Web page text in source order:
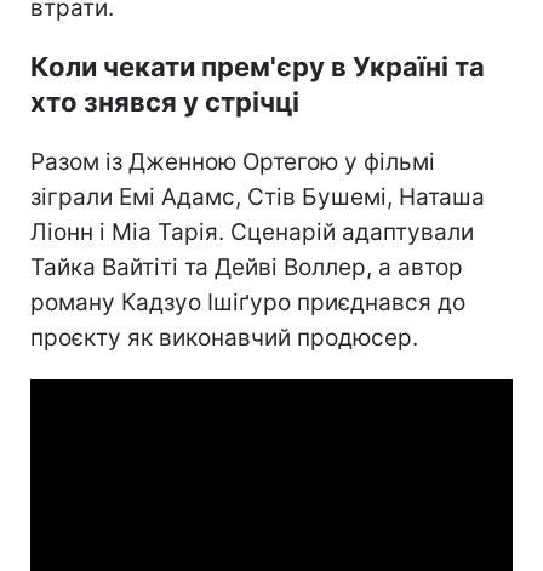
втрати.
Коли чекати прем'єру в Україні та
хто знявся у стрічці
Разом із Дженною Ортегою у фільмі
зіграли Емі Адамс, Стів Бушемі, Наташа
Ліонн і Міа Тарія. Сценарій адаптували
Тайка Вайтіті та Дейві Воллер, а автор
роману Кадзуо Ішіґуро приєднався до
проєкту як виконавчий продюсер.